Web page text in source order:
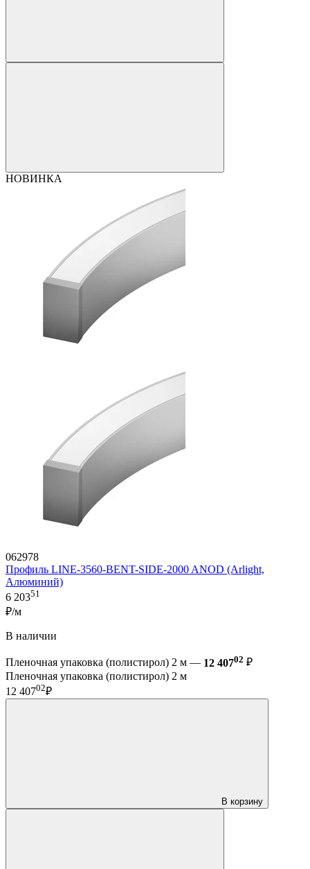
НОВИНКА
062978
Профиль LINE-3560-BENT-SIDE-2000 ANOD (Arlight,
Алюминий)
6 20351
₽/м
В наличии
Пленочная упаковка (полистирол) 2 м — 12 40702 ₽
Пленочная упаковка (полистирол) 2 м
12 40702₽
В корзину